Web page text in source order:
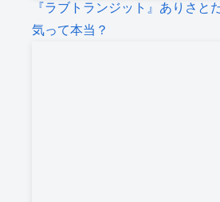
『ラブトランジット』ありさと
気って本当？